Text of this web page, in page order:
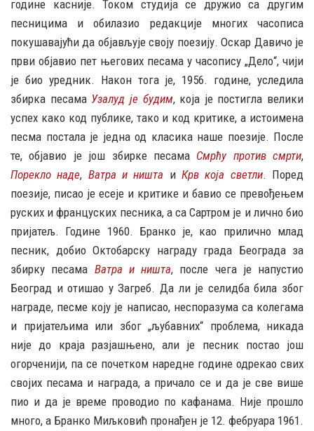
године касније. Током студија се дружио са другим
песницима и обилазио редакције многих часописа
покушавајући да објављује своју поезију. Оскар Давичо је
први објавио пет његових песама у часопису „Дело“, чији
је био уредник. Након тога је, 1956. године, уследила
збирка песама Узалуд је будим, која је постигла велики
успех како код публике, тако и код критике, а истоимена
песма постала је једна од класика наше поезије. После
те, објавио је још збирке песама Смрћу против смрти,
Порекло наде, Ватра и ништа иКрв која светли. Поред
поезије, писао је есеје и критике и бавио се превођењем
руских и француских песника, а са Сартром је и лично био
пријатељ. Године 1960. Бранко је, као прилично млад
песник, добио Октобарску награду града Београда за
збирку песама Ватра и ништа, после чега је напустио
Београд и отишао у Загреб. Да ли је селидба била због
награде, песме коју је написао, неспоразума са колегама
и пријатељима или због „љубавних“ проблема, никада
није до краја разјашњено, али је песник постао још
огорченији, па се почетком наредне године одрекао свих
својих песама и награда, а причало се и да је све више
пио и да је време проводио по кафанама. Није прошло
много, а Бранко Миљковић пронађен је 12. фебруара 1961.